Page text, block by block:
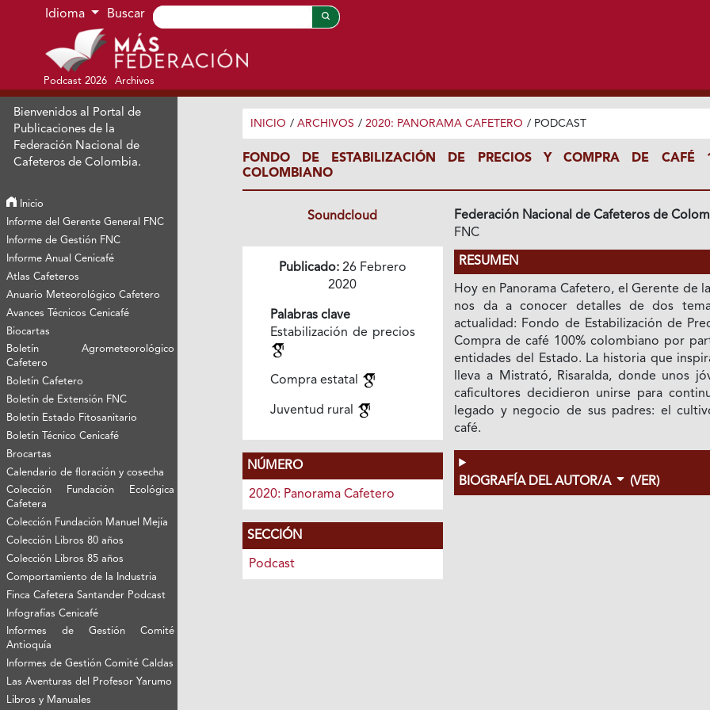
Ir al menú de navegación principal
Ir al contenido principal
Ir al pie de página del sitio
Idioma Buscar
Podcast 2026 Archivos
Bienvenidos al Portal de
Publicaciones de la
Federación Nacional de
Cafeteros de Colombia.
Inicio
Informe del Gerente General FNC
Informe de Gestión FNC
Informe Anual Cenicafé
Atlas Cafeteros
Anuario Meteorológico Cafetero
Avances Técnicos Cenicafé
Biocartas
Boletín Agrometeorológico
Cafetero
Boletín Cafetero
Boletín de Extensión FNC
Boletín Estado Fitosanitario
Boletín Técnico Cenicafé
Brocartas
Calendario de floración y cosecha
Colección Fundación Ecológica
Cafetera
Colección Fundación Manuel Mejía
Colección Libros 80 años
Colección Libros 85 años
Comportamiento de la Industria
Finca Cafetera Santander Podcast
Infografías Cenicafé
Informes de Gestión Comité
Antioquía
Informes de Gestión Comité Caldas
Las Aventuras del Profesor Yarumo
Libros y Manuales
INICIO / ARCHIVOS / 2020: PANORAMA CAFETERO / PODCAST
FONDO DE ESTABILIZACIÓN DE PRECIOS Y COMPRA DE CAFÉ
COLOMBIANO
Soundcloud
Publicado:26 Febrero
2020
Palabras clave
Estabilización de precios
Compra estatal
Juventud rural
NÚMERO
2020: Panorama Cafetero
SECCIÓN
Podcast
Federación Nacional de Cafeteros de
FNC
RESUMEN
Hoy en Panorama Cafetero, el Gerente de
nos da a conocer detalles de dos
actualidad: Fondo de Estabilización de
Compra de café 100% colombiano por
entidades del Estado. La historia que
lleva a Mistrató, Risaralda, donde unos
caficultores decidieron unirse para
legado y negocio de sus padres: el
café.
BIOGRAFÍA DEL AUTOR/A (VER)